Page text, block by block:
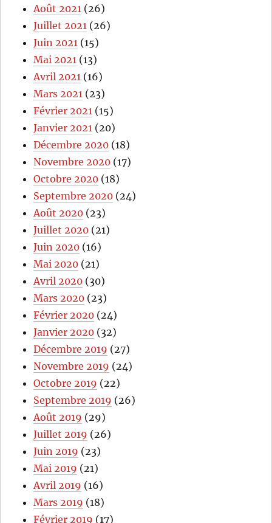
Août 2021 (26)
Juillet 2021 (26)
Juin 2021 (15)
Mai 2021 (13)
Avril 2021 (16)
Mars 2021 (23)
Février 2021 (15)
Janvier 2021 (20)
Décembre 2020 (18)
Novembre 2020 (17)
Octobre 2020 (18)
Septembre 2020 (24)
Août 2020 (23)
Juillet 2020 (21)
Juin 2020 (16)
Mai 2020 (21)
Avril 2020 (30)
Mars 2020 (23)
Février 2020 (24)
Janvier 2020 (32)
Décembre 2019 (27)
Novembre 2019 (24)
Octobre 2019 (22)
Septembre 2019 (26)
Août 2019 (29)
Juillet 2019 (26)
Juin 2019 (23)
Mai 2019 (21)
Avril 2019 (16)
Mars 2019 (18)
Février 2019 (17)